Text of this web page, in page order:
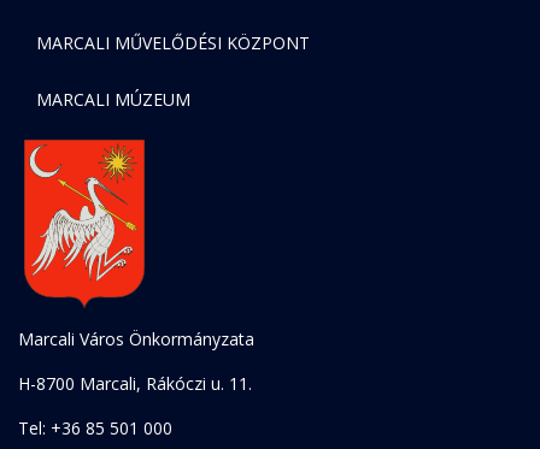
MARCALI MŰVELŐDÉSI KÖZPONT
MARCALI MÚZEUM
Marcali Város Önkormányzata
H-8700 Marcali, Rákóczi u. 11.
Tel: +36 85 501 000